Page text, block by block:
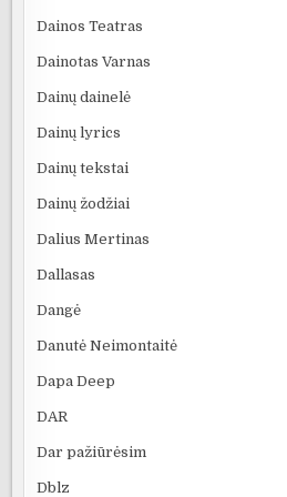
Dainos Teatras
Dainotas Varnas
Dainų dainelė
Dainų lyrics
Dainų tekstai
Dainų žodžiai
Dalius Mertinas
Dallasas
Dangė
Danutė Neimontaitė
Dapa Deep
DAR
Dar pažiūrėsim
Dblz